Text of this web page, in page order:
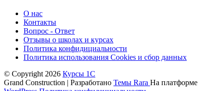
О нас
Контакты
Вопрос - Ответ
Отзывы о школах и курсах
Политика конфидициальности
Политика использования Cookies и сбор данных
© Copyright 2026 Курсы 1С
Grand Construction | Разработано Темы Rara На платформе